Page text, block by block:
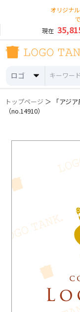
オリジナ
現在
ロゴ
トップページ ＞ 「アジ
（no.14910）